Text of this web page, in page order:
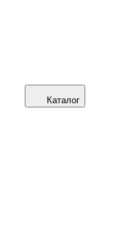
Каталог